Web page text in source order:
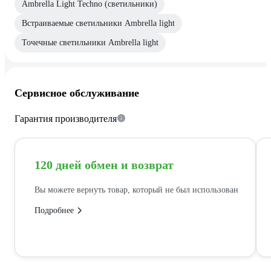
Ambrella Light Techno (светильники)
Встраиваемые светильники Ambrella light
Точечные светильники Ambrella light
Сервисное обслуживание
Гарантия производителя
120 дней обмен и возврат
Вы можете вернуть товар, который не был использован
Подробнее